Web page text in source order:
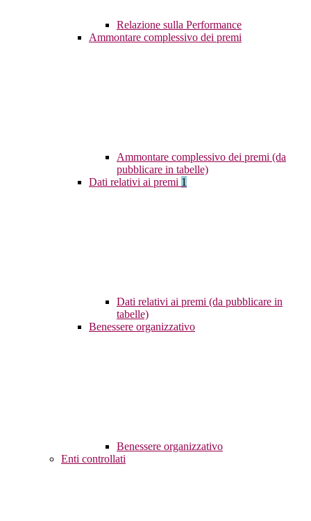
Relazione sulla Performance
Ammontare complessivo dei premi
Ammontare complessivo dei premi (da
pubblicare in tabelle)
Dati relativi ai premi 1
Dati relativi ai premi (da pubblicare in
tabelle)
Benessere organizzativo
Benessere organizzativo
Enti controllati